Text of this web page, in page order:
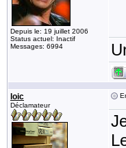
Depuis le: 19 juillet 2006
Status actuel: Inactif
Messages: 6994
loic
Déclamateur